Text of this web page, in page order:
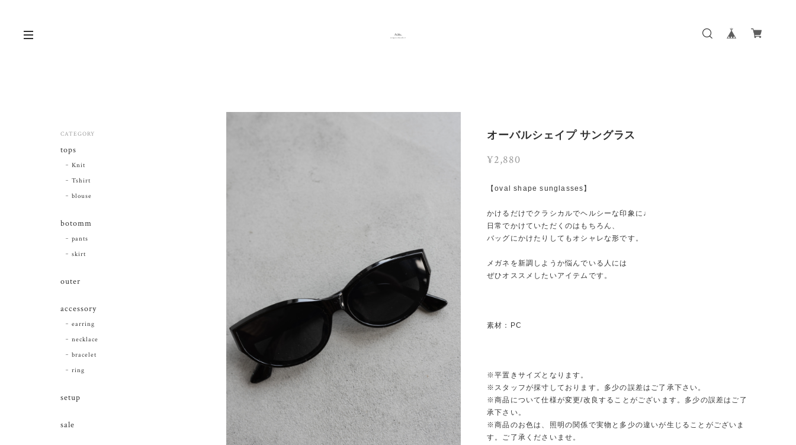
オーバルシェイプ サングラス
¥2,880
【oval shape sunglasses】
かけるだけでクラシカルでヘルシーな印象に♩
日常でかけていただくのはもちろん、
バッグにかけたりしてもオシャレな形です。
メガネを新調しようか悩んでいる人には
ぜひオススメしたいアイテムです。
素材：PC
※平置きサイズとなります。
※スタッフが採寸しております。多少の誤差はご了承下さい。
※商品について仕様が変更/改良することがございます。多少の誤差はご了
承下さい。
※商品のお色は、照明の関係で実物と多少の違いが生じることがございま
す。ご了承くださいませ。
CATEGORY
tops
Knit
Tshirt
blouse
botomm
pants
skirt
outer
accessory
earring
necklace
bracelet
ring
setup
sale